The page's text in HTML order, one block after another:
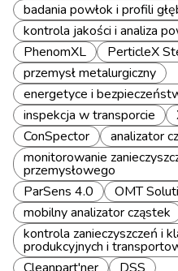
badania powłok i profili
kontrola jakości i analiza
PhenomXL
PerticleX
przemysł metalurgiczny
energetyce i
inspekcja w transporcie
ConSpector
analizator
monitorowanie
przemysłowego
ParSens 4.0
OMT
mobilny analizator cząstek
kontrola zanieczyszczeń i
produkcyjnych i